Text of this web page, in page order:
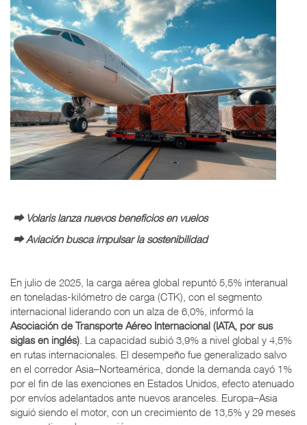
⮕ Volaris lanza nuevos beneficios en vuelos
⮕ Aviación busca impulsar la sostenibilidad
En julio de 2025, la carga aérea global repuntó 5,5% interanual
en toneladas-kilómetro de carga (CTK), con el segmento
internacional liderando con un alza de 6,0%, informó la
Asociación de Transporte Aéreo Internacional (IATA, por sus
siglas en inglés) . La capacidad subió 3,9% a nivel global y 4,5%
en rutas internacionales. El desempeño fue generalizado salvo
en el corredor Asia–Norteamérica, donde la demanda cayó 1%
por el fin de las exenciones en Estados Unidos, efecto atenuado
por envíos adelantados ante nuevos aranceles. Europa–Asia
siguió siendo el motor, con un crecimiento de 13,5% y 29 meses